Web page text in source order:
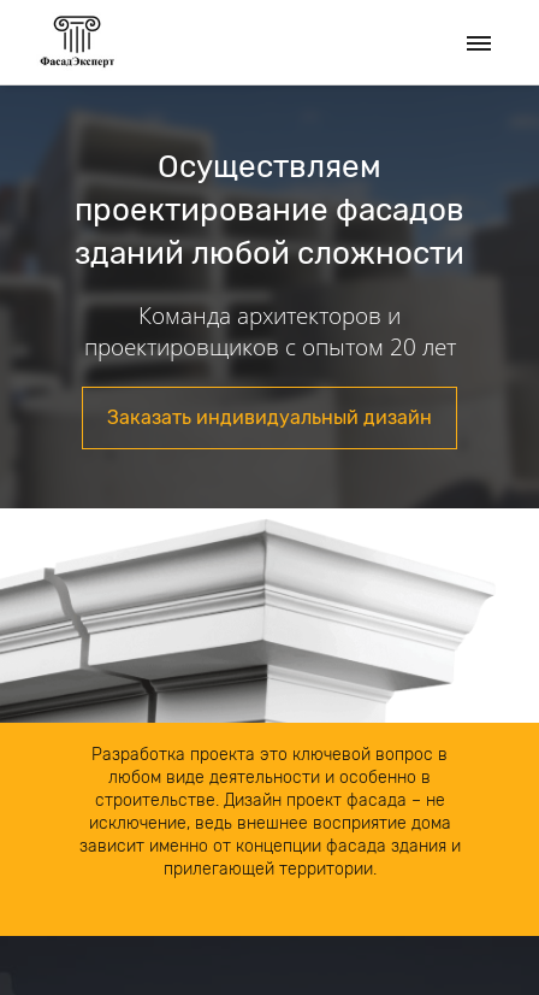
Осуществляем
проектирование фасадов
зданий любой сложности
Команда архитекторов и
проектировщиков с опытом 20 лет
Заказать индивидуальный дизайн
Разработка проекта это ключевой вопрос в
любом виде деятельности и особенно в
строительстве. Дизайн проект фасада – не
исключение, ведь внешнее восприятие дома
зависит именно от концепции фасада здания и
прилегающей территории.